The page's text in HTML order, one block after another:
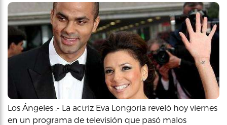
Los Ángeles .- La actriz Eva Longoria reveló hoy viernes
en un programa de televisión que pasó malos